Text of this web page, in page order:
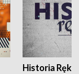
Historia Ręką